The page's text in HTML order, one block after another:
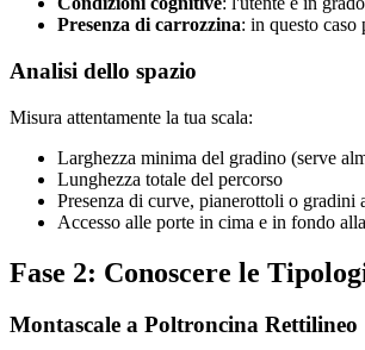
Presenza di carrozzina: in questo caso
Analisi dello spazio
Misura attentamente la tua scala:
Larghezza minima del gradino (serve
Lunghezza totale del percorso
Presenza di curve, pianerottoli o gradini
Accesso alle porte in cima e in fondo
Fase 2: Conoscere le
Montascale a Poltroncina Rettilineo